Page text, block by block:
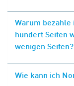
Warum
hundert Seiten
wenigen Seiten?
Wie kann ich